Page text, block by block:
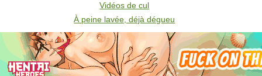
Vidéos de cul
À peine lavée, déjà dégueu